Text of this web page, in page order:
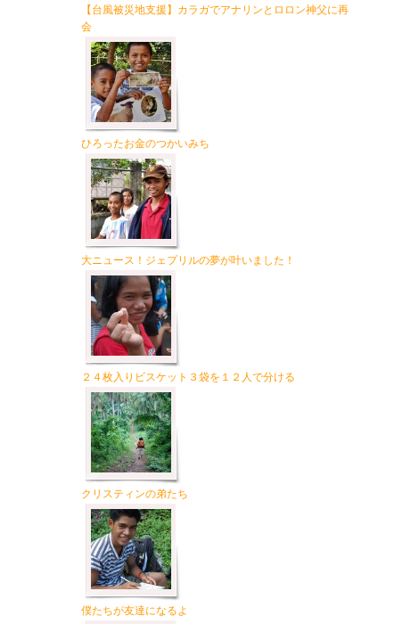
【台風被災地支援】カラガでアナリンとロロン神父に再
会
ひろったお金のつかいみち
大ニュース！ジェプリルの夢が叶いました！
２４枚入りビスケット３袋を１２人で分ける
クリスティンの弟たち
僕たちが友達になるよ